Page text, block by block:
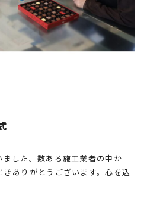
した。数ある施工業者の中か
ありがとうございます。心を込